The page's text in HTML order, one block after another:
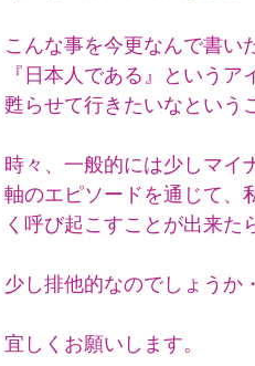
こんな事を今更なんで書い
『日本人である』という
甦らせて行きたいなという
時々、一般的には少しマイ
軸のエピソードを通じて、
く呼び起こすことが出来
少し排他的なのでしょうか
宜しくお願いします。